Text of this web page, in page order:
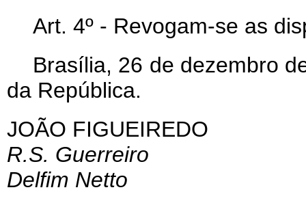
Art. 4º - Revogam-se as
Brasília, 26 de dezembro
da República.
JOÃO FIGUEIREDO
R.S. Guerreiro
Delfim Netto